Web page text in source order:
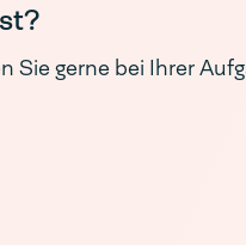
Sie gerne bei Ihrer